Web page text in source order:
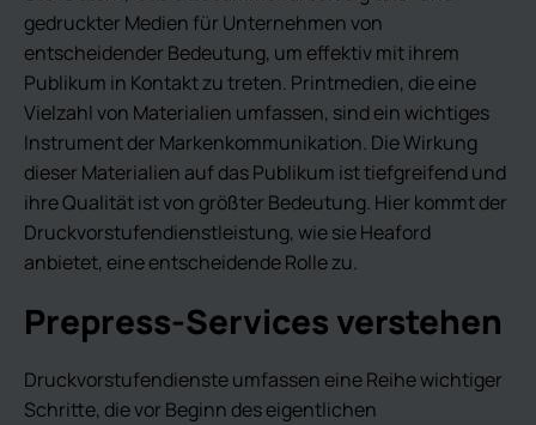
gedruckter Medien für Unternehmen von
entscheidender Bedeutung, um effektiv mit ihrem
Publikum in Kontakt zu treten. Printmedien, die eine
Vielzahl von Materialien umfassen, sind ein wichtiges
Instrument der Markenkommunikation. Die Wirkung
dieser Materialien auf das Publikum ist tiefgreifend und
ihre Qualität ist von größter Bedeutung. Hier kommt der
Druckvorstufendienstleistung, wie sie Heaford
anbietet, eine entscheidende Rolle zu.
Prepress-Services verstehen
Druckvorstufendienste umfassen eine Reihe wichtiger
Schritte, die vor Beginn des eigentlichen